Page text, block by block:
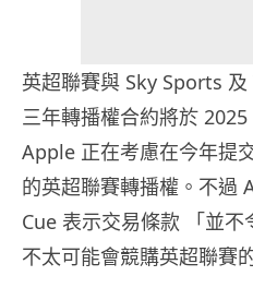
英超聯賽與 Sky Sports
三年轉播權合約將於
Apple 正在考慮在今年提
的英超聯賽轉播權。不過
Cue 表示交易條款 「並
不太可能會競購英超聯賽